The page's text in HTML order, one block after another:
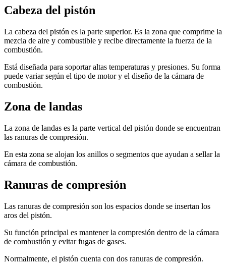
Cabeza del pistón
La cabeza del pistón es la parte superior. Es la zona que comprime la
mezcla de aire y combustible y recibe directamente la fuerza de la
combustión.
Está diseñada para soportar altas temperaturas y presiones. Su forma
puede variar según el tipo de motor y el diseño de la cámara de
combustión.
Zona de landas
La zona de landas es la parte vertical del pistón donde se encuentran
las ranuras de compresión.
En esta zona se alojan los anillos o segmentos que ayudan a sellar la
cámara de combustión.
Ranuras de compresión
Las ranuras de compresión son los espacios donde se insertan los
aros del pistón.
Su función principal es mantener la compresión dentro de la cámara
de combustión y evitar fugas de gases.
Normalmente, el pistón cuenta con dos ranuras de compresión.